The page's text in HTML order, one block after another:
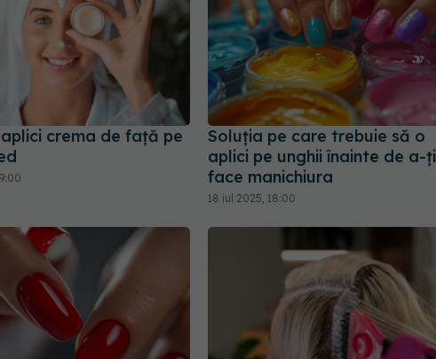
crema de față pe
Soluția pe care trebuie să o
aplici pe unghii înainte de a-ți
face manichiura
18 iul 2025, 18:00